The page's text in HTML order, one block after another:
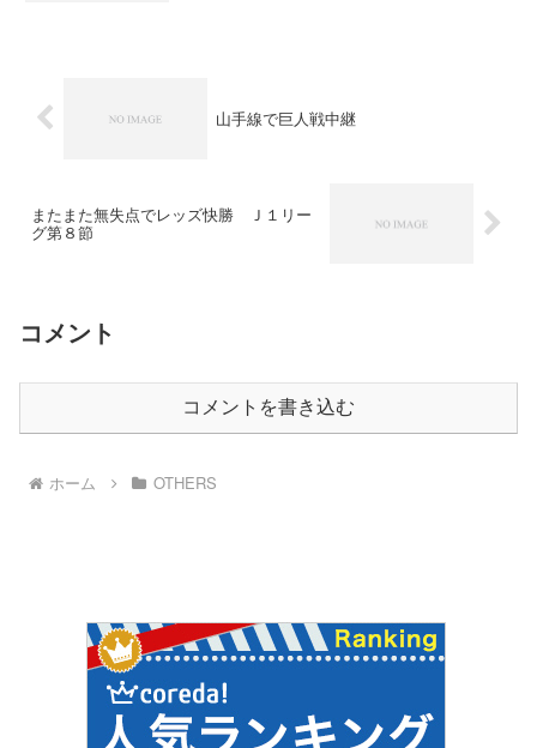
山手線で巨人戦中継
またまた無失点でレッズ快勝 Ｊ１リー
グ第８節
コメント
コメントを書き込む
ホーム OTHERS